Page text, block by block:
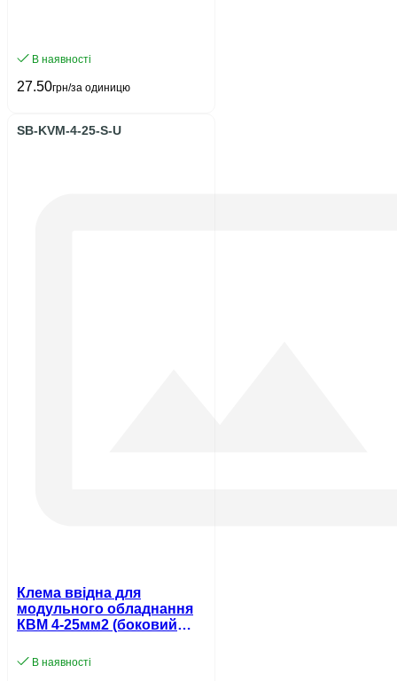
В наявності
27.50грн/за одиницю
SB-KVM-4-25-S-U
Клема ввідна для
модульного обладнання
КВМ 4-25мм2 (боковий
В наявності